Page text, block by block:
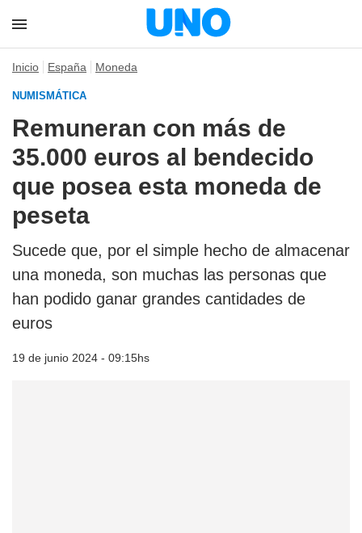
Inicio España Moneda
NUMISMÁTICA
Remuneran con más de
35.000 euros al bendecido
que posea esta moneda de
peseta
Sucede que, por el simple hecho de almacenar
una moneda, son muchas las personas que
han podido ganar grandes cantidades de
euros
19 de junio 2024 - 09:15hs